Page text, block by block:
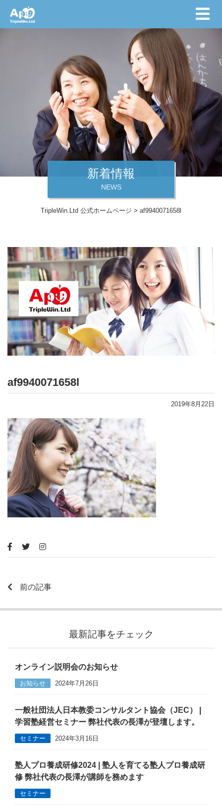
新着情報
NEWS
TripleWin.Ltd 公式ホームページ > af9940071658l
af9940071658l
2019年8月22日
前の記事
最新記事をチェック
オンライン説明会のお知らせ
お知らせ 2024年7月26日
一般社団法人日本教委コンサルタント協会（JEC） |
学習塾経営セミナー 弊社代表の長澤が登壇します。
セミナー 2024年3月16日
塾人プロ養成研修2024 | 塾人を育てる塾人プロ養成研
修 弊社代表の長澤が講師を務めます
セミナー